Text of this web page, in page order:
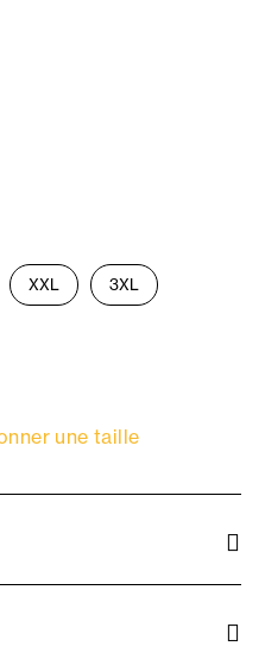
XXL 3XL
une taille